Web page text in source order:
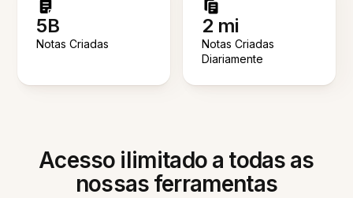
5B
Notas Criadas
2 mi
Notas Criadas
Diariamente
Acesso ilimitado a todas as
nossas ferramentas